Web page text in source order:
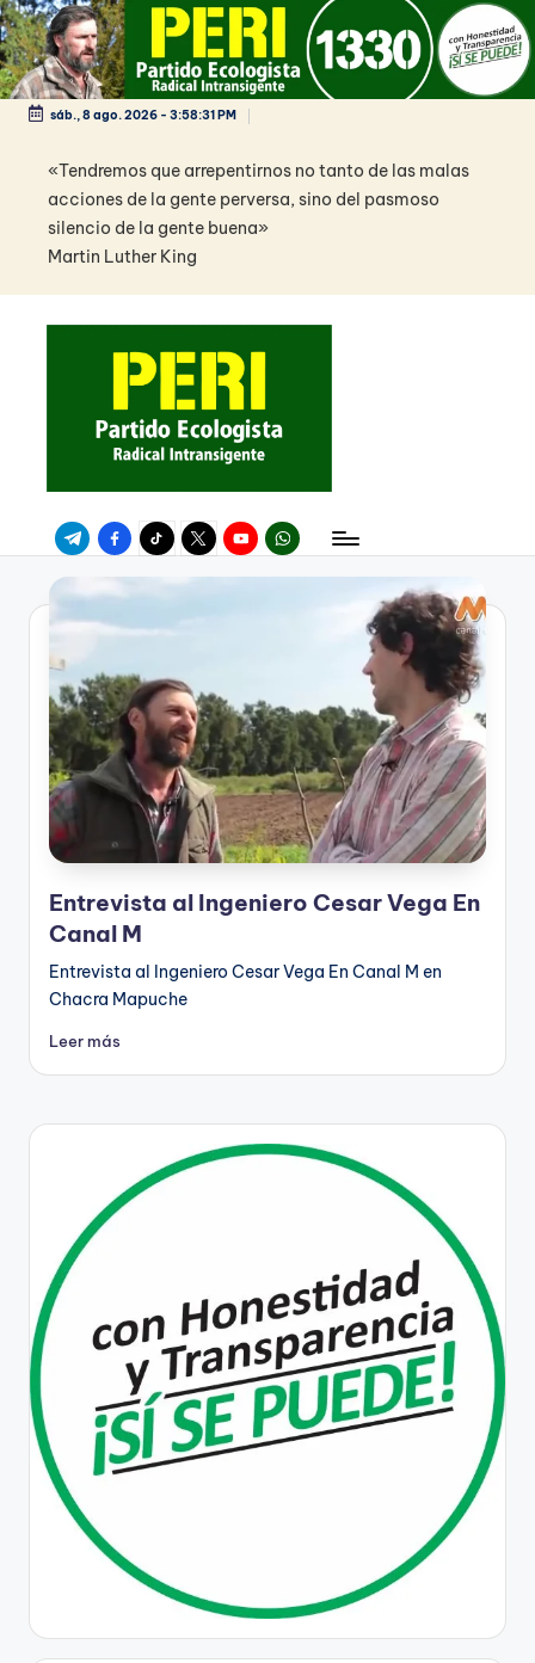
Saltar
al
contenidosáb., 8 ago. 2026- 3:58:31 PM
«Tendremos que arrepentirnos no tanto de las malas
acciones de la gente perversa, sino del pasmoso
silencio de la gente buena»
Martin Luther King
TelegramFacebookTikTokTwitterYoutubeWhatsApp
Entrevista al Ingeniero Cesar Vega En
Canal M
Entrevista al Ingeniero Cesar Vega En Canal M en
Chacra Mapuche
Leer más